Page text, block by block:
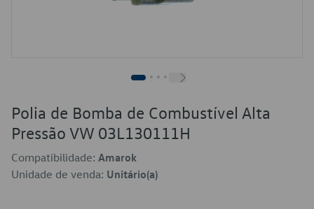
Polia de Bomba de Combustível Alta
Pressão VW 03L130111H
Compatibilidade: Amarok
Unidade de venda: Unitário(a)